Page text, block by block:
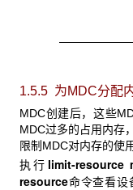
1.5.5 为MDC分配
MDC创建后，这些
MDC过多的占用内存
限制MDC对内存的使用
执行 limit-resource
resource命令查看设